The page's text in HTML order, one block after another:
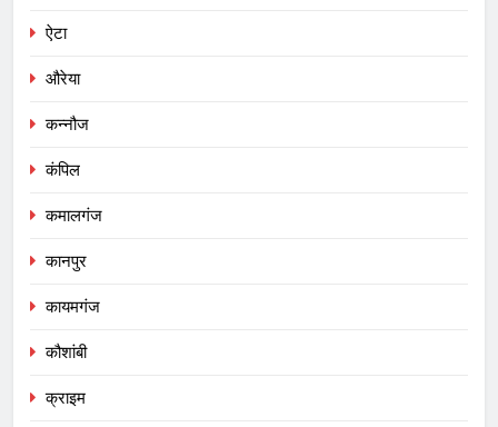
ऐटा
औरेया
कन्नौज
कंपिल
कमालगंज
कानपुर
कायमगंज
कौशांबी
क्राइम